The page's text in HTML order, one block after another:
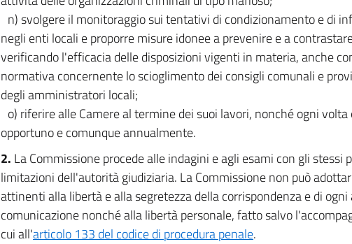
n) svolgere il monitoraggio sui tentativi di condizionamento e di
negli enti locali e proporre misure idonee a prevenire e a
verificando l'efficacia delle disposizioni vigenti in materia, anche
normativa concernente lo scioglimento dei consigli comunali e
degli amministratori locali;
o) riferire alle Camere al termine dei suoi lavori, nonché ogni
opportuno e comunque annualmente.
2. La Commissione procede alle indagini e agli esami con gli stessi
limitazioni dell'autorità giudiziaria. La Commissione non può
attinenti alla libertà e alla segretezza della corrispondenza e di
comunicazione nonché alla libertà personale, fatto salvo
cui all'articolo 133 del codice di procedura penale.